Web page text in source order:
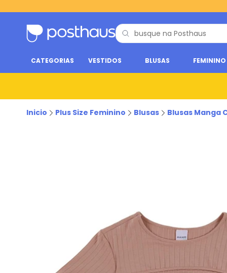
CATEGORIAS VESTIDOS BLUSAS FEMININO
Inicio Plus Size Feminino Blusas Blusas Manga